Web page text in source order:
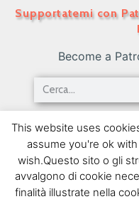
Supportatemi con
Become a
Tango Podcast in
Balcarce 1
11/01/2010
This website uses
assume you're ok
wish.Questo sito o gli
avvalgono di cookie
finalità illustrate nella